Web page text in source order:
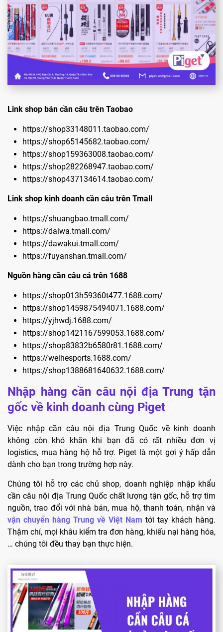
Link shop bán cần câu trên Taobao
https://shop33148011.taobao.com/
https://shop65145682.taobao.com/
https://shop159363008.taobao.com/
https://shop282268947.taobao.com/
https://shop437134614.taobao.com/
Link shop kinh doanh cần câu trên Tmall
https://shuangbao.tmall.com/
https://daiwa.tmall.com/
https://dawakui.tmall.com/
https://fuyanshan.tmall.com/
Nguồn hàng cần câu cá trên 1688
https://shop013h59360t477.1688.com/
https://shop1459875494071.1688.com/
https://yjhwdj.1688.com/
https://shop1421167599053.1688.com/
https://shop83832b6580r81.1688.com/
https://weihesports.1688.com/
https://shop1388681640632.1688.com/
Nhập hàng cần câu nội địa Trung tận
gốc về kinh doanh cùng Piget
Việc nhập cần câu nội địa Trung Quốc về kinh doanh
không còn khó khăn khi bạn đã có rất nhiều đơn vị
logistics, mua hàng hộ hỗ trợ. Piget là một gợi ý hấp dẫn
dành cho bạn trong trường hợp này.
Chúng tôi hỗ trợ các chủ shop, doanh nghiệp nhập khẩu
cần câu nội địa Trung Quốc chất lượng tận gốc, hỗ trợ tìm
nguồn, trao đổi với nhà bán, mua hộ, thanh toán, nhận và
vận chuyển hàng Trung về Việt Nam tới tay khách hàng.
Thậm chí, mọi khâu kiểm tra đơn hàng, khiếu nại hàng hóa,
… chúng tôi đều thay bạn thực hiện.